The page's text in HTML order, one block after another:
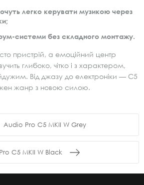
легко керувати музикою через
системи без складного монтажу.
пристрій, а емоційний центр
глибоко, чітко і з характером,
Від джазу до електроніки — C5
жанр з новою силою.
Audio Pro C5 MKII W Grey
C5 MKII W Black